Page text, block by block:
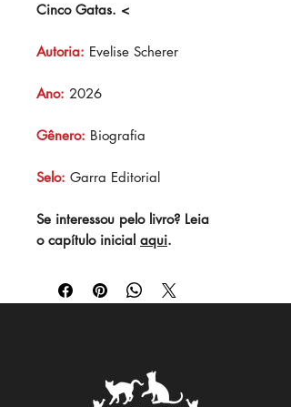
Cinco Gatas. <
Autoria: Evelise Scherer
Ano: 2026
Gênero: Biografia
Selo: Garra Editorial
Se interessou pelo livro? Leia
o capítulo inicial aqui.